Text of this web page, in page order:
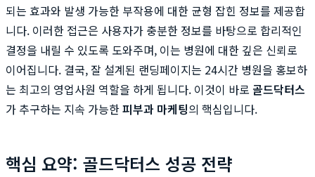
되는 효과와 발생 가능한 부작용에 대한 균형 잡힌 정보를 제공합
니다. 이러한 접근은 사용자가 충분한 정보를 바탕으로 합리적인
결정을 내릴 수 있도록 도와주며, 이는 병원에 대한 깊은 신뢰로
이어집니다. 결국, 잘 설계된 랜딩페이지는 24시간 병원을 홍보하
는 최고의 영업사원 역할을 하게 됩니다. 이것이 바로 골드닥터스
가 추구하는 지속 가능한피부과 마케팅의 핵심입니다.
핵심 요약: 골드닥터스 성공 전략